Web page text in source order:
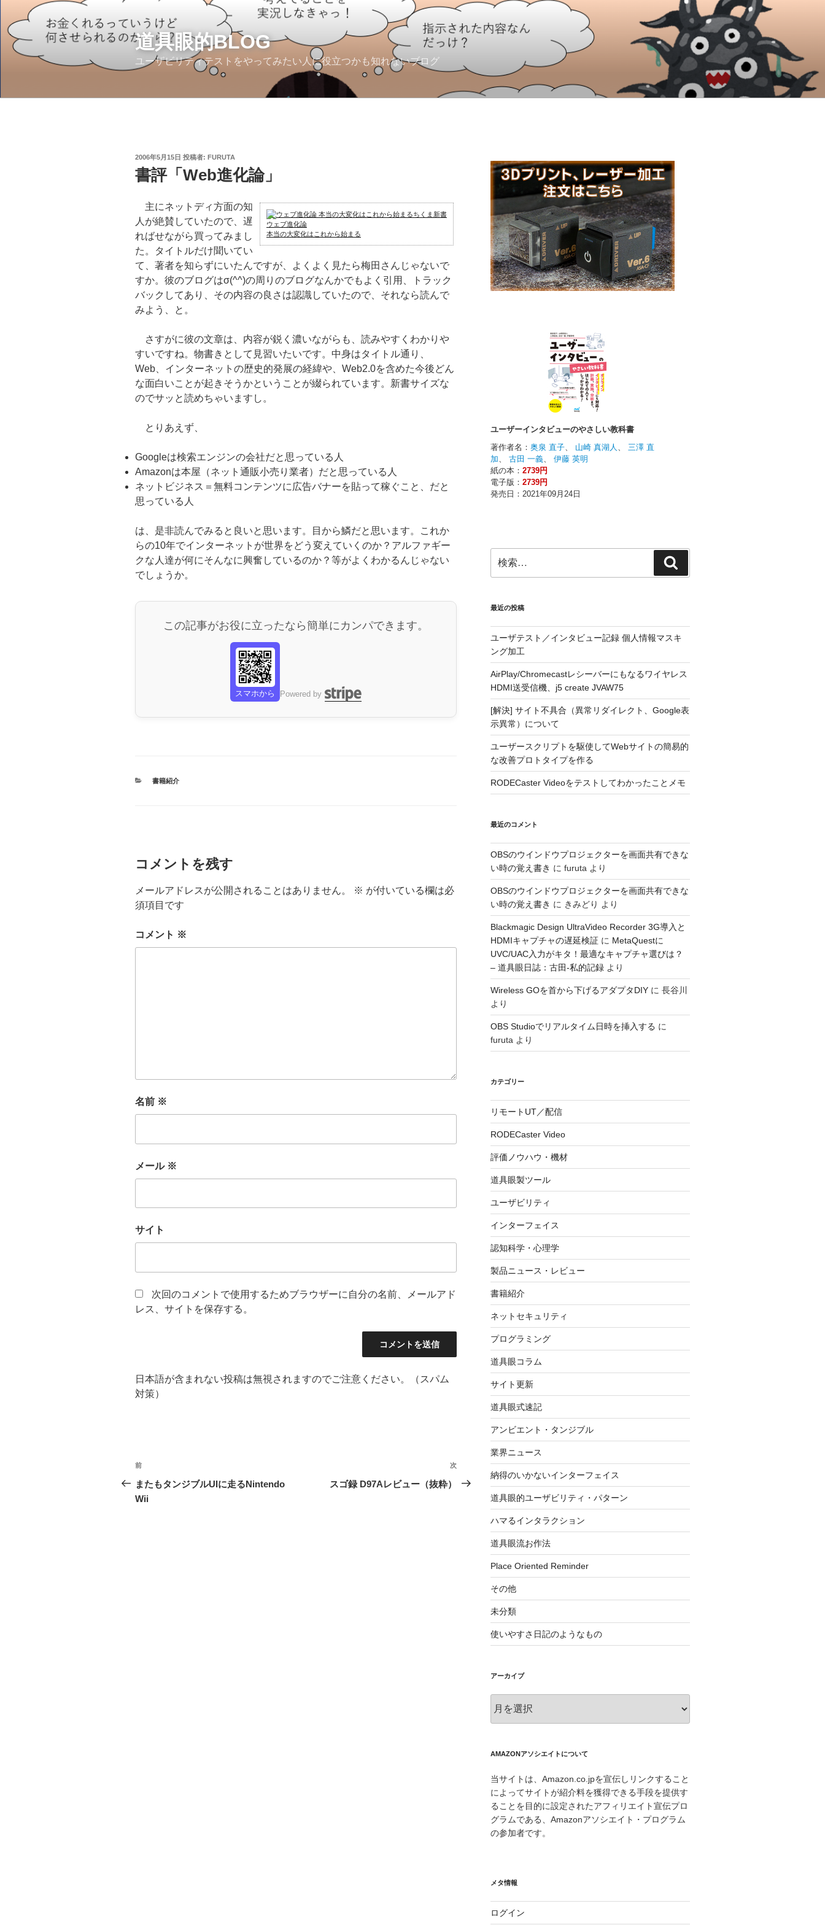
テ
道具眼的BLOG
ユーザビリティテストをやってみたい人に役立つかも知れないブログ
投
稿
日:
2006年5月15日 投稿者: FURUTA
書評「Web進化論」
ウェブ進化論
本当の大変化はこれから始まる
主にネットディ方面の知
人が絶賛していたので、遅
ればせながら買ってみまし
た。タイトルだけ聞いてい
て、著者を知らずにいたんですが、よくよく見たら梅田さんじゃないで
すか。彼のブログはσ(^^)の周りのブログなんかでもよく引用、トラック
バックしてあり、その内容の良さは認識していたので、それなら読んで
みよう、と。
さすがに彼の文章は、内容が鋭く濃いながらも、読みやすくわかりや
すいですね。物書きとして見習いたいです。中身はタイトル通り、
Web、インターネットの歴史的発展の経緯や、Web2.0を含めた今後どん
な面白いことが起きそうかということが綴られています。新書サイズな
のでサッと読めちゃいますし。
とりあえず、
Googleは検索エンジンの会社だと思っている人
Amazonは本屋（ネット通販小売り業者）だと思っている人
ネットビジネス＝無料コンテンツに広告バナーを貼って稼ぐこと、だと
思っている人
は、是非読んでみると良いと思います。目から鱗だと思います。これか
らの10年でインターネットが世界をどう変えていくのか？アルファギー
クな人達が何にそんなに興奮しているのか？等がよくわかるんじゃない
でしょうか。
この記事がお役に立ったなら簡単にカンパできます。
スマホから Powered by
カ
書籍紹介
コメントを残す
メールアドレスが公開されることはありません。 ※ が付いている欄は必
須項目です
コメント ※
名前 ※
メール ※
サイト
次回のコメントで使用するためブラウザーに自分の名前、メールアド
レス、サイトを保存する。
日本語が含まれない投稿は無視されますのでご注意ください。（スパム
対策）
投
稿
ナ
前
の
投
前
またもタンジブルUIに走るNintendo
Wii
次
の
次
スゴ録 D97Aレビュー（抜粋）
索:
索
最近の投稿
ユーザテスト／インタビュー記録 個人情報マスキ
ング加工
AirPlay/Chromecastレシーバーにもなるワイヤレス
HDMI送受信機、j5 create JVAW75
[解決] サイト不具合（異常リダイレクト、Google表
示異常）について
ユーザースクリプトを駆使してWebサイトの簡易的
な改善プロトタイプを作る
RODECaster Videoをテストしてわかったことメモ
最近のコメント
OBSのウインドウプロジェクターを画面共有できな
い時の覚え書き に furutaより
OBSのウインドウプロジェクターを画面共有できな
い時の覚え書き に きみどり より
Blackmagic Design UltraVideo Recorder 3G導入と
HDMIキャプチャの遅延検証に MetaQuestに
UVC/UAC入力がキタ！最適なキャプチャ選びは？
– 道具眼日誌：古田-私的記録より
Wireless GOを首から下げるアダプタDIYに 長谷川
より
OBS Studioでリアルタイム日時を挿入する に
furutaより
カテゴリー
リモートUT／配信
RODECaster Video
評価ノウハウ・機材
道具眼製ツール
ユーザビリティ
インターフェイス
認知科学・心理学
製品ニュース・レビュー
書籍紹介
ネットセキュリティ
プログラミング
道具眼コラム
サイト更新
道具眼式速記
アンビエント・タンジブル
業界ニュース
納得のいかないインターフェイス
道具眼的ユーザビリティ・パターン
ハマるインタラクション
道具眼流お作法
Place Oriented Reminder
その他
未分類
使いやすさ日記のようなもの
アーカイブ
ー
ブ
AMAZONアソシエイトについて
当サイトは、Amazon.co.jpを宣伝しリンクすること
によってサイトが紹介料を獲得できる手段を提供す
ることを目的に設定されたアフィリエイト宣伝プロ
グラムである、Amazonアソシエイト・プログラム
の参加者です。
メタ情報
ログイン